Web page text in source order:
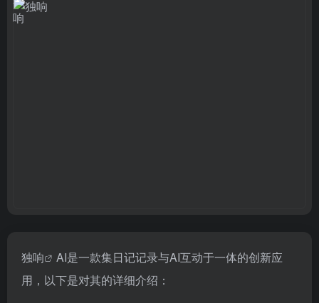
独响
AI是一款集日记记录与AI互动于一体的创新应
用，以下是对其的详细介绍：